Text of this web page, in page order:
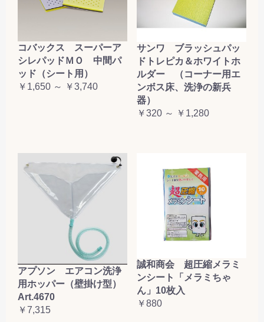
コバックス スーパーア
シレパッドＭＯ 中間パ
ッド（シート用）
￥1,650 ～ ￥3,740
サンワ ブラッシュパッ
ドトレピカ＆ホワイトホ
ルダー （コーナー用エ
ンボス床、洗浄の新兵
器）
￥320 ～ ￥1,280
アプソン エアコン洗浄
用ホッパー（壁掛け型）
Art.4670
￥7,315
誠和商会 超圧縮メラミ
ンシート「メラミちゃ
ん」10枚入
￥880